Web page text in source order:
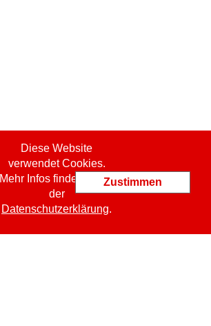
Diese Website
verwendet Cookies.
Mehr Infos finden Sie in
der
Datenschutzerklärung.
Zustimmen